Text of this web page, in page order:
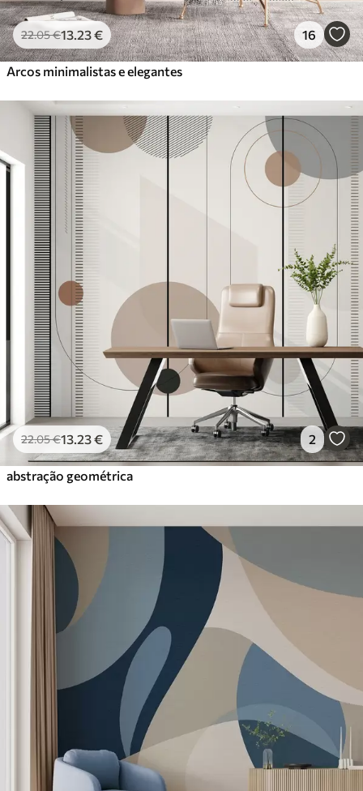
22.05€13 .23€ 16
Arcos minimalistas e elegantes
22.05€13 .23€ 2
abstração geométrica